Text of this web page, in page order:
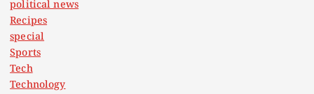
political news
Recipes
special
Sports
Tech
Technology